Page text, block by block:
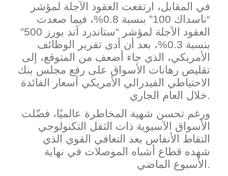
في المقابل، ارتفعت العقود الآجلة لمؤشر
“ناسداك 100” بنسبة 0.8%، فيما صعدت
العقود الآجلة لمؤشر “ستاندرد آند بورز 500”
بنسبة 0.3%، بعد أن أدى تقرير الوظائف
الأمريكي، الذي جاء أضعف من المتوقع، إلى
تقليص رهانات الأسواق على رفع مجلس بنك
الاحتياطي الفيدرالي الأمريكي أسعار الفائدة
خلال العام الجاري.
ورغم تحسن شهية المخاطرة عالميًا، فضّلت
الأسواق الآسيوية ذات الثقل التكنولوجي
التقاط الأنفاس بعد التعافي القوي الذي
شهده قطاع أشباه الموصلات في نهاية
الأسبوع الماضي.